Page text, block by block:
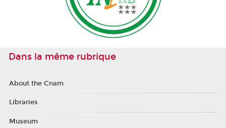
Dans la même rubrique
About the Cnam
Libraries
Museum